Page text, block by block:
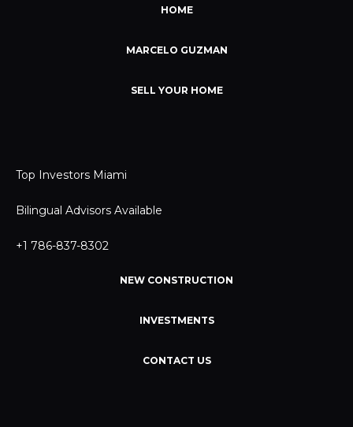
HOME
MARCELO GUZMAN
SELL YOUR HOME
Top Investors Miami
Bilingual Advisors Available
+1 786-837-8302
NEW CONSTRUCTION
INVESTMENTS
CONTACT US